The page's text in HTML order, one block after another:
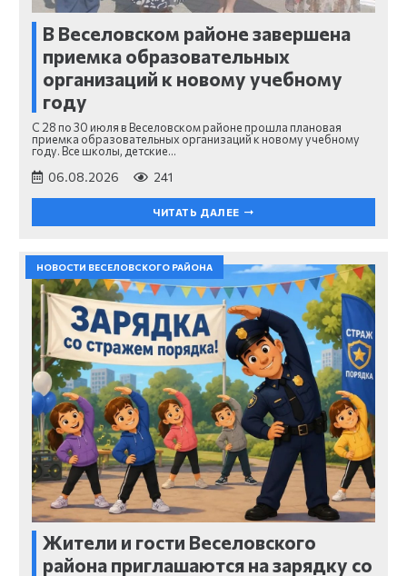
В Веселовском районе завершена
приемка образовательных
организаций к новому учебному
году
С 28 по 30 июля в Веселовском районе прошла плановая
приемка образовательных организаций к новому учебному
году. Все школы, детские…
06.08.2026 241
ЧИТАТЬ ДАЛЕЕ
НОВОСТИ ВЕСЕЛОВСКОГО РАЙОНА
Жители и гости Веселовского
района приглашаются на зарядку со